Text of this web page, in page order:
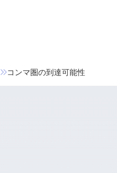
コンマ圏の到達可能性